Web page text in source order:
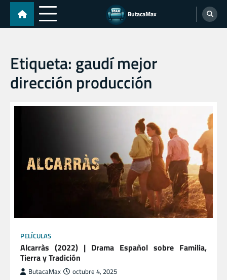
Skip
content
ButacaMax
Etiqueta: gaudí mejor
dirección producción
PELÍCULAS
Alcarràs (2022) | Drama Español sobre Familia,
Tierra y Tradición
ButacaMax octubre 4, 2025